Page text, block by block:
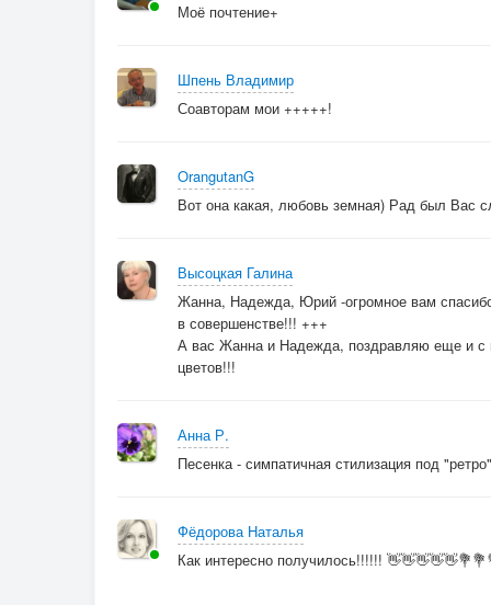
Моё почтение+
Шпень Владимир
Соавторам мои +++++!
OrangutanG
Вот она какая, любовь земная) Рад был Вас
Высоцкая Галина
Жанна, Надежда, Юрий -огромное вам
в совершенстве!!! +++
А вас Жанна и Надежда, поздравляю еще и с
цветов!!!
Анна Р.
Песенка - симпатичная стилизация под
Фёдорова Наталья
Как интересно получилось!!!!!!